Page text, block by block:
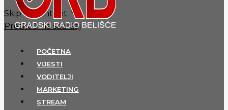
Skip to content
Preskoči na sadržaj
POČETNA
VIJESTI
VODITELJI
MARKETING
STREAM